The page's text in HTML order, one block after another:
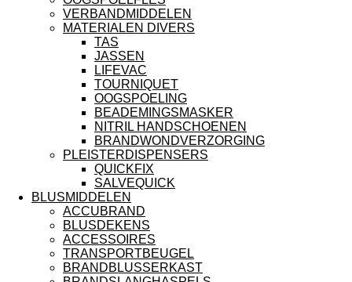
VERBANDMIDDELEN
MATERIALEN DIVERS
TAS
JASSEN
LIFEVAC
TOURNIQUET
OOGSPOELING
BEADEMINGSMASKER
NITRIL HANDSCHOENEN
BRANDWONDVERZORGING
PLEISTERDISPENSERS
QUICKFIX
SALVEQUICK
BLUSMIDDELEN
ACCUBRAND
BLUSDEKENS
ACCESSOIRES
TRANSPORTBEUGEL
BRANDBLUSSERKAST